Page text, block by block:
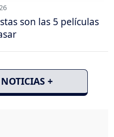
son las 5 películas
+